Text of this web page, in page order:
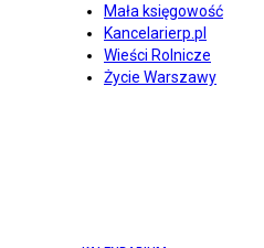
Mała księgowość
Kancelarierp.pl
Wieści Rolnicze
Życie Warszawy